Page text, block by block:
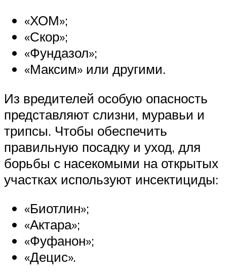
«ХОМ»;
«Скор»;
«Фундазол»;
«Максим» или другими.
Из вредителей особую опасность
представляют слизни, муравьи и
трипсы. Чтобы обеспечить
правильную посадку и уход, для
борьбы с насекомыми на открытых
участках используют инсектициды:
«Биотлин»;
«Актара»;
«Фуфанон»;
«Децис».